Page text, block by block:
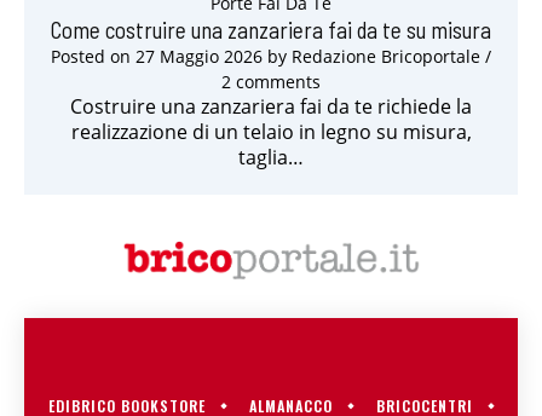
Come costruire una zanzariera fai da te su misura
Posted on 27 Maggio 2026 by Redazione Bricoportale /
2 comments
Costruire una zanzariera fai da te richiede la
realizzazione di un telaio in legno su misura,
taglia…
EDIBRICO BOOKSTORE ALMANACCO BRICOCENTRI